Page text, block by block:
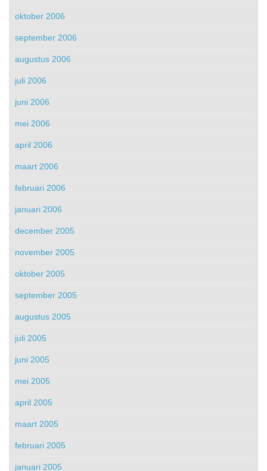
oktober 2006
september 2006
augustus 2006
juli 2006
juni 2006
mei 2006
april 2006
maart 2006
februari 2006
januari 2006
december 2005
november 2005
oktober 2005
september 2005
augustus 2005
juli 2005
juni 2005
mei 2005
april 2005
maart 2005
februari 2005
januari 2005